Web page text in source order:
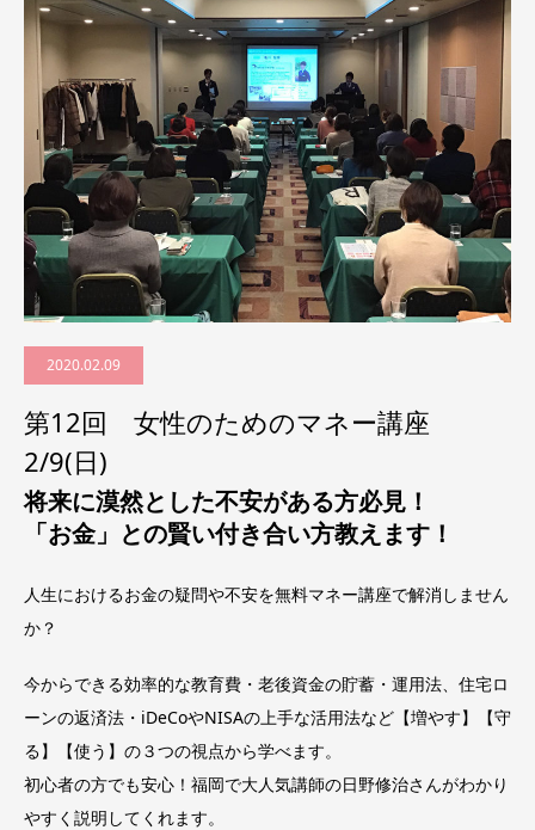
2020.02.09
第12回 女性のためのマネー講座
2/9(日)
将来に漠然とした不安がある方必見！
「お金」との賢い付き合い方教えます！
人生におけるお金の疑問や不安を無料マネー講座で解消しません
か？
今からできる効率的な教育費・老後資金の貯蓄・運用法、住宅ロ
ーンの返済法・iDeCoやNISAの上手な活用法など【増やす】【守
る】【使う】の３つの視点から学べます。
初心者の方でも安心！福岡で大人気講師の日野修治さんがわかり
やすく説明してくれます。